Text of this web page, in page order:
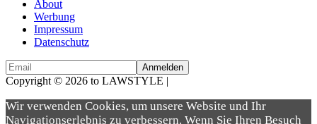
About
Werbung
Impressum
Datenschutz
Copyright © 2026 to LAWSTYLE |
Wir verwenden Cookies, um unsere Website und Ihr
Navigationserlebnis zu verbessern. Wenn Sie Ihren Besuch